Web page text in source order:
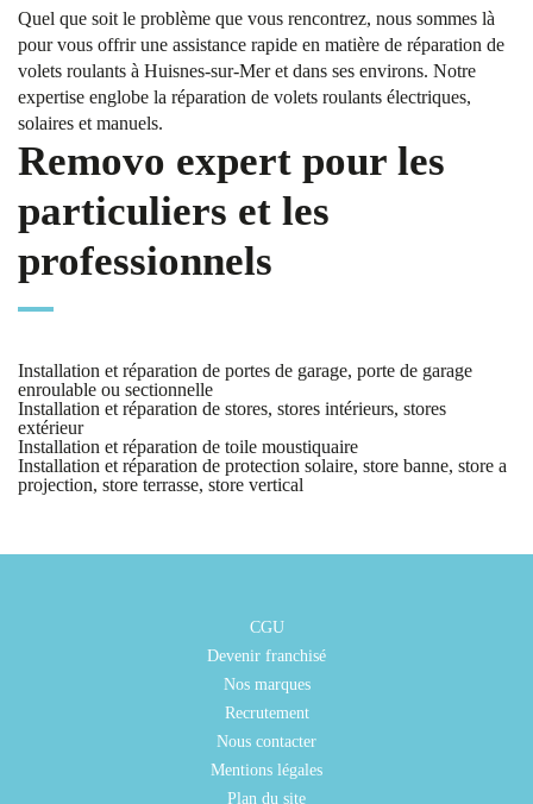
Quel que soit le problème que vous rencontrez, nous sommes là
pour vous offrir une assistance rapide en matière de réparation de
volets roulants à Huisnes-sur-Mer et dans ses environs. Notre
expertise englobe la réparation de volets roulants électriques,
solaires et manuels.
Removo expert pour les
particuliers et les
professionnels
Installation et réparation de portes de garage, porte de garage
enroulable ou sectionnelle
Installation et réparation de stores, stores intérieurs, stores
extérieur
Installation et réparation de toile moustiquaire
Installation et réparation de protection solaire, store banne, store a
projection, store terrasse, store vertical
CGU
Devenir franchisé
Nos marques
Recrutement
Nous contacter
Mentions légales
Plan du site